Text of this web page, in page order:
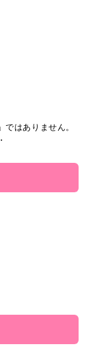
はありません。